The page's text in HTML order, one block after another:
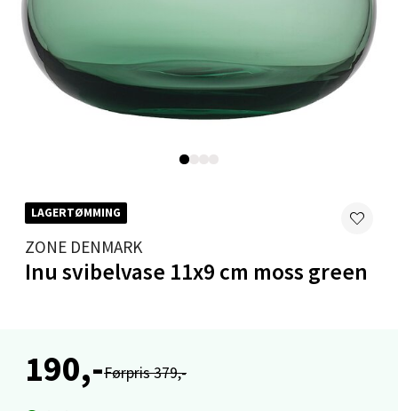
LAGERTØMMING
ZONE DENMARK
Inu svibelvase 11x9 cm moss green
190,-Førpris 379,-
Mandal - Alti Mandal
Skarvøyveien 55, 4517 Mandal
Åpent i dag 09-19
0 i butikk